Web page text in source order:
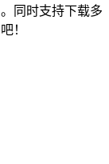
同时支持下载多
！